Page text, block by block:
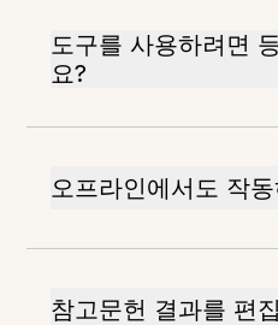
도구를 사용하려면
요?
오프라인에서도 작
참고문헌 결과를 편